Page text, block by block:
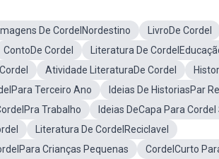
Imagens De CordelNordestino LivroDe Cordel
ContoDe Cordel
Literatura De
Atividade LiteraturaDe Cordel
Terceiro Ano
Ideias De HistoriasPar
Trabalho
Ideias DeCapa Para
Literatura De CordelReciclavel
Crianças Pequenas CordelCurto